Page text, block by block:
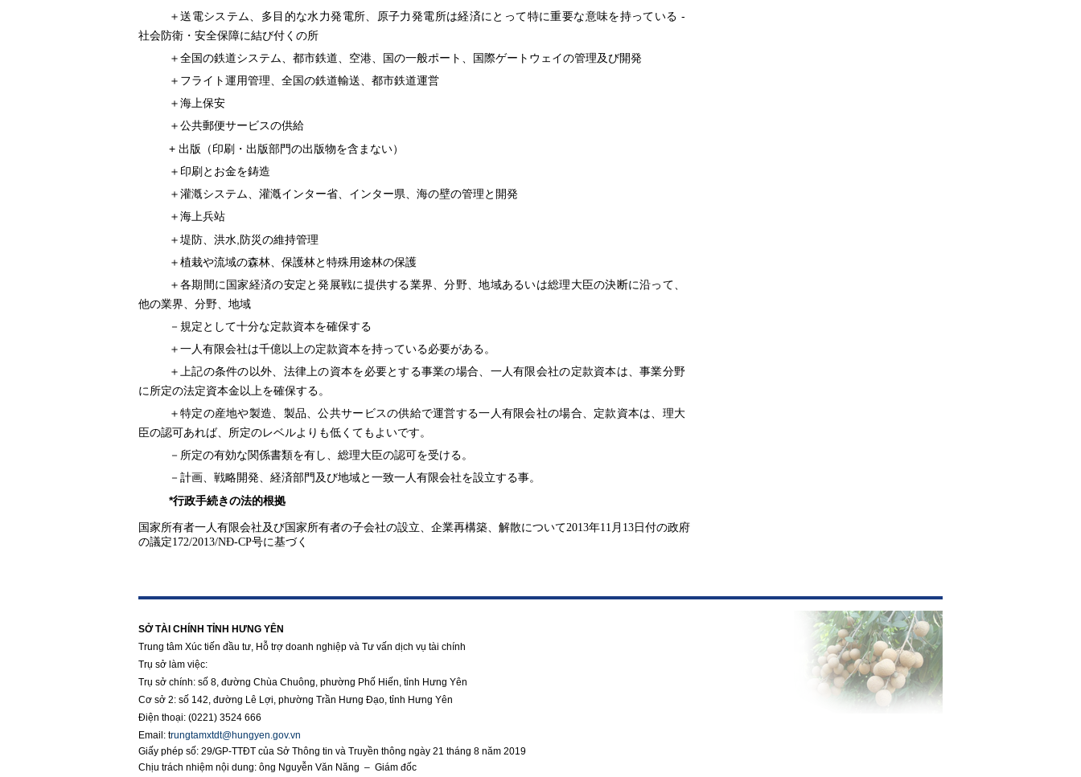
＋送電システム、多目的な水力発電所、原子力発電所は経済にとって特に重要な意味を持っている -
社会防衛・安全保障に結び付くの所
＋全国の鉄道システム、都市鉄道、空港、国の一般ポート、国際ゲートウェイの管理及び開発
＋フライト運用管理、全国の鉄道輸送、都市鉄道運営
＋海上保安
＋公共郵便サービスの供給
+ 出版（印刷・出版部門の出版物を含まない）
＋ 印刷とお金を鋳造
＋灌漑システム、灌漑インター省、インター県、海の壁の管理と開発
＋海上兵站
＋堤防、洪水 防災の維持管理
＋植栽や流域の森林、保護林と特殊用途林の保護
＋各期間に国家経済の安定と発展戦に提供する業界、分野、地域あるいは総理大臣の決断に沿って、
他の業界、分野、地域
－規定として十分な定款資本を確保する
＋一人有限会社は千億以上の定款資本を持っている必要がある。
＋上記の条件の以外、法律上の資本を必要とする事業の場合、一人有限会社の定款資本は、事業分野
に所定の法定資本金以上を確保する。
＋特定の産地や製造、製品、公共サービスの供給で運営する一人有限会社の場合、定款資本は、理大
臣の認可あれば、所定のレベルよりも低くてもよいです。
－所定の有効な関係書類を有し、総理大臣の認可を受ける。
－計画、戦略開発、経済部門及び地域と一致一人有限会社を設立する事。
*行政手続きの法的根拠
国家所有者一人有限会社及び国家所有者の子会社の設立、企業再構築、解散について2013年11 月 13 日付の政府
の議定172/2013/NĐ-CP号に基づく
SỞ TÀI CHÍNH TỈNH HƯNG YÊN
Trung tâm Xúc tiến đầu tư, Hỗ trợ doanh nghiệp và Tư vấn dịch vụ tài chính
Trụ sở làm việc:
Trụ sở chính: số 8, đường Chùa Chuông, phường Phố Hiến, tỉnh Hưng Yên
Cơ sở 2: số 142, đường Lê Lợi, phường Trần Hưng Đạo, tỉnh Hưng Yên
Điện thoại: (0221) 3524 666
Email: trungtamxtdt@hungyen.gov.vn
Giấy phép số: 29/GP-TTĐT của Sở Thông tin và Truyền thông ngày 21 tháng 8 năm 2019
Chịu trách nhiệm nội dung: ông Nguyễn Văn Năng – Giám đốc